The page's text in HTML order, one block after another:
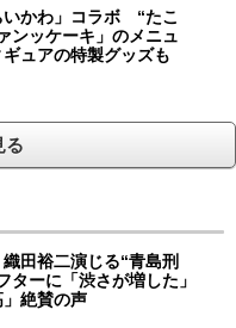
いかわ」コラボ “たこ
ンッケーキ」のメニュ
ュアの特製グッズも
る
織田裕二演じる“青島刑
ターに「渋さが増した」
」絶賛の声